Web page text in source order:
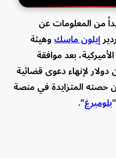
من المعلومات عن
إيلون ماسكوهيئة
بعد موافقة
دفع 1.5 مليون دولار لإنهاء دعوى قضائية
حصته المتزايدة في منصة
بلومبرغ".